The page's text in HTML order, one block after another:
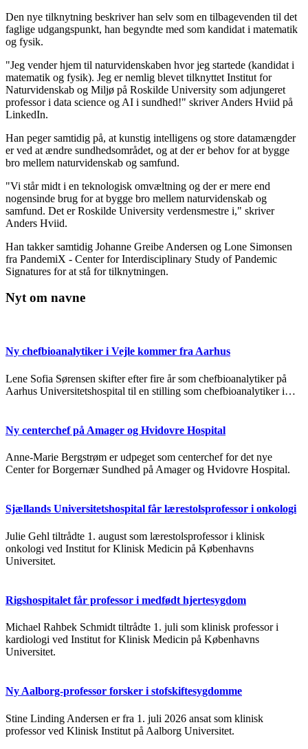
Den nye tilknytning beskriver han selv som en tilbagevenden til det
faglige udgangspunkt, han begyndte med som kandidat i matematik
og fysik.
"Jeg vender hjem til naturvidenskaben hvor jeg startede (kandidat i
matematik og fysik). Jeg er nemlig blevet tilknyttet Institut for
Naturvidenskab og Miljø på Roskilde University som adjungeret
professor i data science og AI i sundhed!" skriver Anders Hviid på
LinkedIn.
Han peger samtidig på, at kunstig intelligens og store datamængder
er ved at ændre sundhedsområdet, og at der er behov for at bygge
bro mellem naturvidenskab og samfund.
"Vi står midt i en teknologisk omvæltning og der er mere end
nogensinde brug for at bygge bro mellem naturvidenskab og
samfund. Det er Roskilde University verdensmestre i," skriver
Anders Hviid.
Han takker samtidig Johanne Greibe Andersen og Lone Simonsen
fra PandemiX - Center for Interdisciplinary Study of Pandemic
Signatures for at stå for tilknytningen.
Nyt om navne
Ny chefbioanalytiker i Vejle kommer fra Aarhus
Lene Sofia Sørensen skifter efter fire år som chefbioanalytiker på
Aarhus Universitetshospital til en stilling som chefbioanalytiker i…
Ny centerchef på Amager og Hvidovre Hospital
Anne-Marie Bergstrøm er udpeget som centerchef for det nye
Center for Borgernær Sundhed på Amager og Hvidovre Hospital.
Sjællands Universitetshospital får lærestolsprofessor i onkologi
Julie Gehl tiltrådte 1. august som lærestolsprofessor i klinisk
onkologi ved Institut for Klinisk Medicin på Københavns
Universitet.
Rigshospitalet får professor i medfødt hjertesygdom
Michael Rahbek Schmidt tiltrådte 1. juli som klinisk professor i
kardiologi ved Institut for Klinisk Medicin på Københavns
Universitet.
Ny Aalborg-professor forsker i stofskiftesygdomme
Stine Linding Andersen er fra 1. juli 2026 ansat som klinisk
professor ved Klinisk Institut på Aalborg Universitet.